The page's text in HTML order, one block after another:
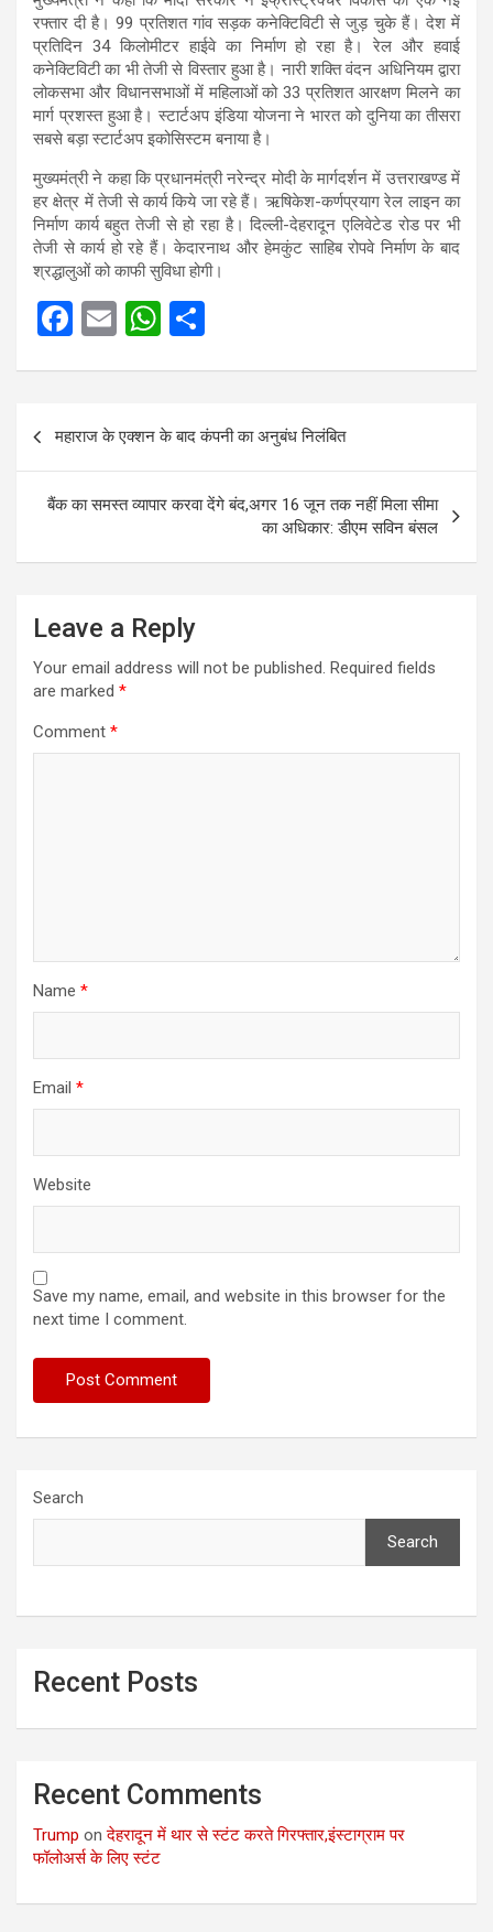
रफ्तार दी है। 99 प्रतिशत गांव सड़क कनेक्टिविटी से जुड़ चुके हैं। देश में
प्रतिदिन 34 किलोमीटर हाईवे का निर्माण हो रहा है। रेल और हवाई
कनेक्टिविटी का भी तेजी से विस्तार हुआ है। नारी शक्ति वंदन अधिनियम द्वारा
लोकसभा और विधानसभाओं में महिलाओं को 33 प्रतिशत आरक्षण मिलने का
मार्ग प्रशस्त हुआ है। स्टार्टअप इंडिया योजना ने भारत को दुनिया का तीसरा
सबसे बड़ा स्टार्टअप इकोसिस्टम बनाया है।
मुख्यमंत्री ने कहा कि प्रधानमंत्री नरेन्द्र मोदी के मार्गदर्शन में उत्तराखण्ड में
हर क्षेत्र में तेजी से कार्य किये जा रहे हैं। ऋषिकेश-कर्णप्रयाग रेल लाइन का
निर्माण कार्य बहुत तेजी से हो रहा है। दिल्ली-देहरादून एलिवेटेड रोड पर भी
तेजी से कार्य हो रहे हैं। केदारनाथ और हेमकुंट साहिब रोपवे निर्माण के बाद
श्रद्धालुओं को काफी सुविधा होगी।
F
b
o
o
E
W
s
A
p
e
navigation
महाराज के एक्शन के बाद कंपनी का अनुबंध निलंबित
बैंक का समस्त व्यापार करवा देंगे बंद,अगर 16 जून तक नहीं मिला सीमा
का अधिकार: डीएम सविन बंसल
Leave a Reply
Your email address will not be published. Required fields
are marked *
Comment *
Name *
Email *
Website
Save my name, email, and website in this browser for the
next time I comment.
Search
Search
Recent Posts
Recent Comments
Trump onदेहरादून में थार से स्टंट करते गिरफ्तार,इंस्टाग्राम पर
फॉलोअर्स के लिए स्टंट